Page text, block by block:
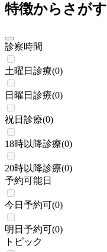
特徴からさがす
診察時間
土曜日診療(0)
日曜日診療(0)
祝日診療(0)
18時以降診療(0)
20時以降診療(0)
予約可能日
今日予約可(0)
明日予約可(0)
トピック